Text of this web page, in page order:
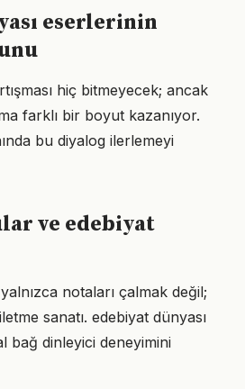
eserlerinin
hiç bitmeyecek; ancak
farklı bir boyut kazanıyor.
bu diyalog ilerlemeyi
ve edebiyat
notaları çalmak değil;
sanatı. edebiyat dünyası
bağ dinleyici deneyimini